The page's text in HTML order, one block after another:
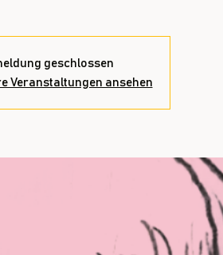
geschlossen
Veranstaltungen ansehen